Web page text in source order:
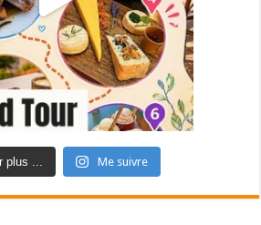
plus ... Me suivre